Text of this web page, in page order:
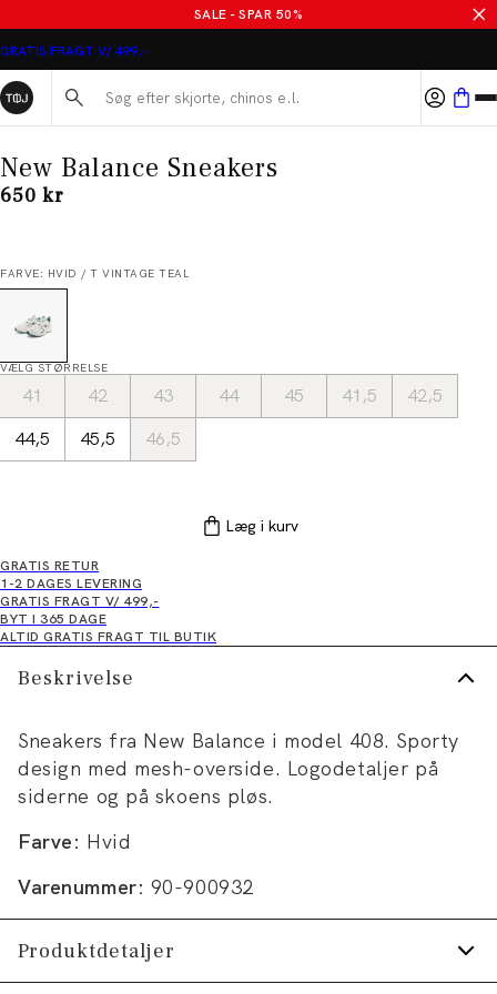
SALE - SPAR 50%
GRATIS FRAGT V/ 499,-
Søg her...
New Balance Sneakers
I alt (inkl. rabat)
650 kr
FARVE: HVID / T VINTAGE TEAL
VÆLG STØRRELSE
41 42 43 44 45 41,5
42,5
44,5
45,5 46,5
Læg i kurv
GRATIS RETUR
1-2 DAGES LEVERING
GRATIS FRAGT V/ 499,-
BYT I 365 DAGE
ALTID GRATIS FRAGT TIL BUTIK
Beskrivelse
Sneakers fra New Balance i model 408. Sporty
design med mesh-overside. Logodetaljer på
siderne og på skoens pløs.
Farve: Hvid
Varenummer: 90-900932
Produktdetaljer